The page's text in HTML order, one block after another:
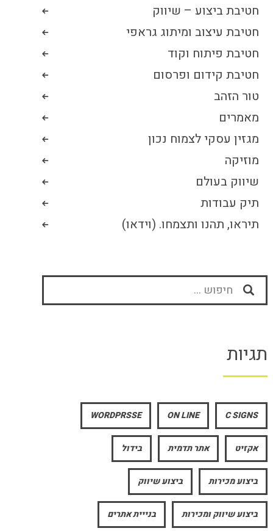
חטיבת ביצוע – שיווק
חטיבת עיצוב ומיתוג גראפי
חטיבת פיתוח וקוד
חטיבת קידום ופרסום
טור הזהב
מאמרים
מגזין עסקי לצמוח נכון
מוזיקה
שיווק בעולם
תיק עבודות
תיראו, תהנו ותצמחו. (וידאו)
חיפוש:
תגיות
C SIGNS
ON LINE
WORDPRSSE
אקזיט אתר תדמית בידול
ביצוע מכירות ביצוע שיווק
ביצוע שיווק ומכירות בנייית אתרים